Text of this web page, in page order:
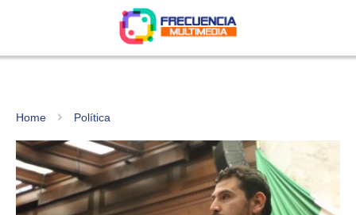
Home Política